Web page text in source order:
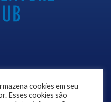
cookies em seu
Esses cookies são